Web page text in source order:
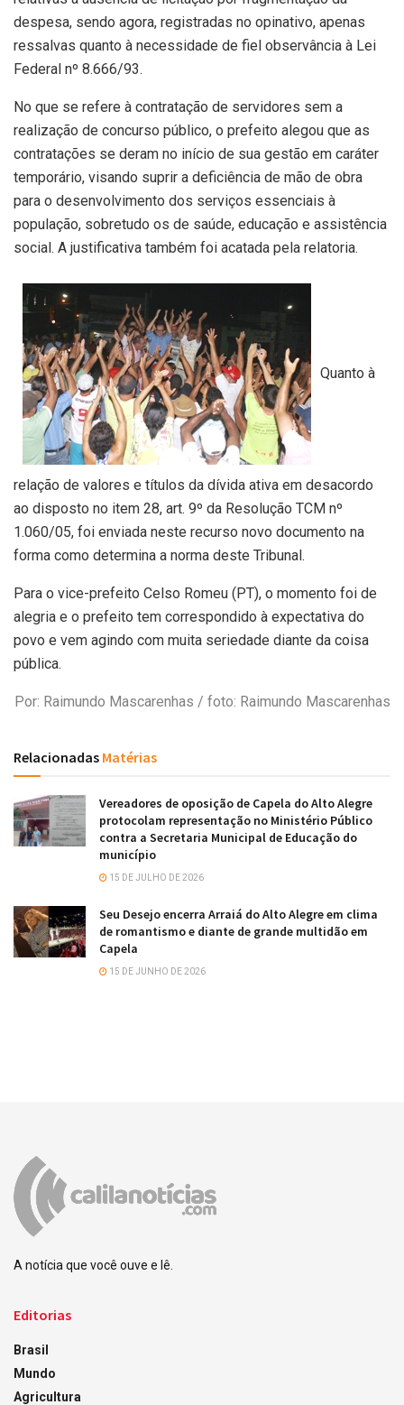
despesa, sendo agora, registradas no opinativo, apenas
ressalvas quanto à necessidade de fiel observância à Lei
Federal nº 8.666/93.
No que se refere à contratação de servidores sem a
realização de concurso público, o prefeito alegou que as
contratações se deram no início de sua gestão em caráter
temporário, visando suprir a deficiência de mão de obra
para o desenvolvimento dos serviços essenciais à
população, sobretudo os de saúde, educação e assistência
social. A justificativa também foi acatada pela relatoria.
Quanto à
relação de valores e títulos da dívida ativa em desacordo
ao disposto no item 28, art. 9º da Resolução TCM nº
1.060/05, foi enviada neste recurso novo documento na
forma como determina a norma deste Tribunal.
Para o vice-prefeito Celso Romeu (PT), o momento foi de
alegria e o prefeito tem correspondido à expectativa do
povo e vem agindo com muita seriedade diante da coisa
pública.
Por: Raimundo Mascarenhas / foto: Raimundo Mascarenhas
Relacionadas Matérias
Vereadores de oposição de Capela do Alto Alegre
protocolam representação no Ministério Público
contra a Secretaria Municipal de Educação do
município
15 DE JULHO DE 2026
Seu Desejo encerra Arraiá do Alto Alegre em clima
de romantismo e diante de grande multidão em
Capela
15 DE JUNHO DE 2026
A notícia que você ouve e lê.
Editorias
Brasil
Mundo
Agricultura